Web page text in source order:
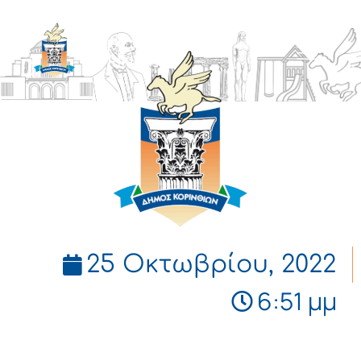
ΔΗΜΟΣ
ΚΟΡΙΝΘΙΩΝ
25 Οκτωβρίου, 2022
6:51 μμ